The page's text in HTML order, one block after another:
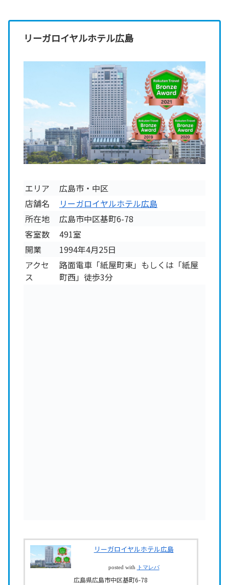
リーガロイヤルホテル広島
エリア
広島市・中区
店舗名
リーガロイヤルホテル広島
所在地
広島市中区基町6-78
客室数
491室
開業
1994年4月25日
アクセ
ス
路面電車「紙屋町東」もしくは「紙屋
町西」徒歩3分
リーガロイヤルホテル広島
posted with トマレバ
広島県広島市中区基町6-78